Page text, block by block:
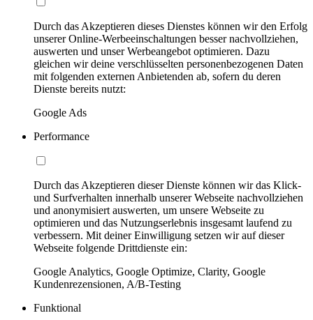
Durch das Akzeptieren dieses Dienstes können wir den Erfolg
unserer Online-Werbeeinschaltungen besser nachvollziehen,
auswerten und unser Werbeangebot optimieren. Dazu
gleichen wir deine verschlüsselten personenbezogenen Daten
mit folgenden externen Anbietenden ab, sofern du deren
Dienste bereits nutzt:
Google Ads
Performance
Durch das Akzeptieren dieser Dienste können wir das Klick-
und Surfverhalten innerhalb unserer Webseite nachvollziehen
und anonymisiert auswerten, um unsere Webseite zu
optimieren und das Nutzungserlebnis insgesamt laufend zu
verbessern. Mit deiner Einwilligung setzen wir auf dieser
Webseite folgende Drittdienste ein:
Google Analytics, Google Optimize, Clarity, Google
Kundenrezensionen, A/B-Testing
Funktional